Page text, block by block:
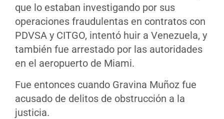
que lo estaban investigando por sus
operaciones fraudulentas en contratos con
PDVSA y CITGO, intentó huir a Venezuela, y
también fue arrestado por las autoridades
en el aeropuerto de Miami.
Fue entonces cuando Gravina Muñoz fue
acusado de delitos de obstrucción a la
justicia.